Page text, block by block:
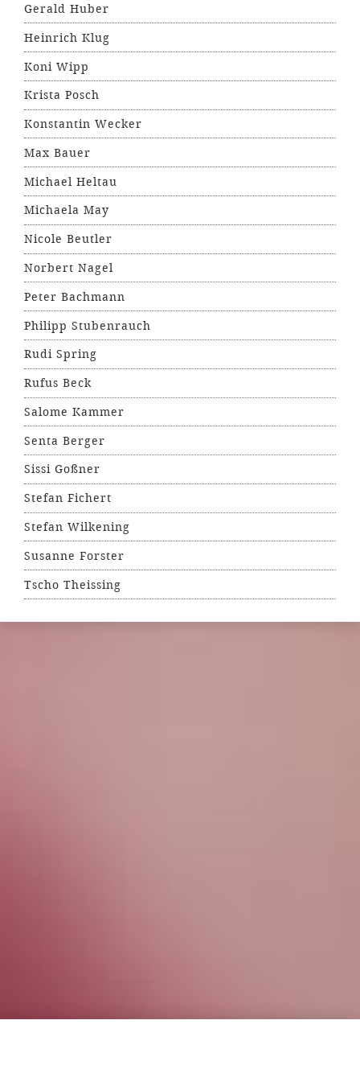
Gerald Huber
Heinrich Klug
Koni Wipp
Krista Posch
Konstantin Wecker
Max Bauer
Michael Heltau
Michaela May
Nicole Beutler
Norbert Nagel
Peter Bachmann
Philipp Stubenrauch
Rudi Spring
Rufus Beck
Salome Kammer
Senta Berger
Sissi Goßner
Stefan Fichert
Stefan Wilkening
Susanne Forster
Tscho Theissing